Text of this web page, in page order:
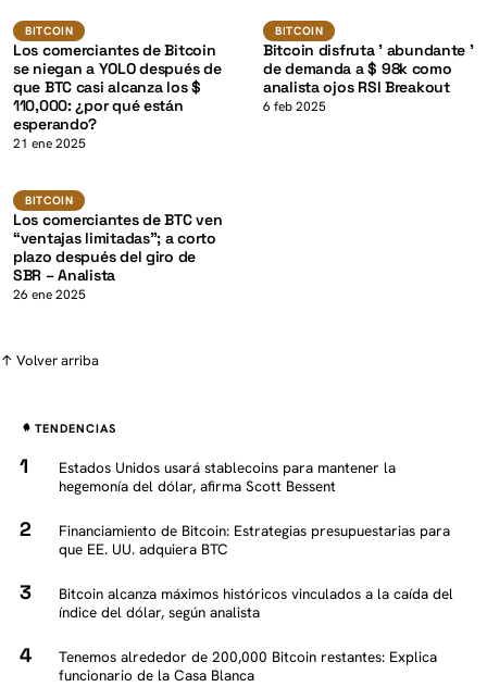
BITCOIN
BITCOIN
Los comerciantes de Bitcoin
se niegan a YOLO después de
que BTC casi alcanza los $
110,000: ¿por qué están
esperando?
21 ene 2025
BITCOIN BTC
BITCOIN
Bitcoin disfruta ' abundante '
de demanda a $ 98k como
analista ojos RSI Breakout
6 feb 2025
BITCOIN BTC K
BITCOIN
Los comerciantes de BTC ven
“ventajas limitadas”; a corto
plazo después del giro de
SBR – Analista
26 ene 2025
↑ Volver arriba
TENDENCIAS
Estados Unidos usará stablecoins para mantener la
hegemonía del dólar, afirma Scott Bessent
Financiamiento de Bitcoin: Estrategias presupuestarias para
que EE. UU. adquiera BTC
Bitcoin alcanza máximos históricos vinculados a la caída del
índice del dólar, según analista
Tenemos alrededor de 200,000 Bitcoin restantes: Explica
funcionario de la Casa Blanca